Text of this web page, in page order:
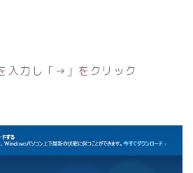
入力し「→」をクリック